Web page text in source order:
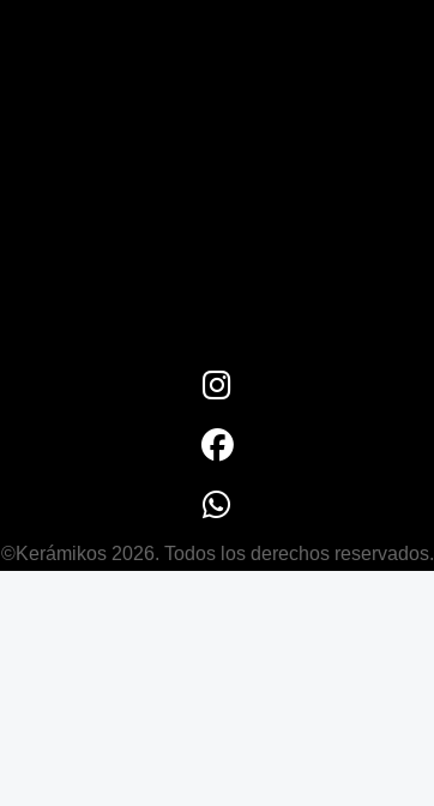
©Kerámikos 2026. Todos los derechos reservados.